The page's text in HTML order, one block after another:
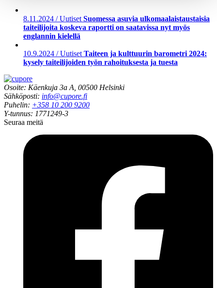
8.11.2024 / Uutiset Suomessa asuvia ulkomaalaistaustaisia
taiteilijoita koskeva raportti on saatavissa nyt myös
englannin kielellä
10.9.2024 / Uutiset Taiteen ja kulttuurin barometri 2024:
kysely taiteilijoiden työn rahoituksesta ja tuesta
Osoite: Käenkuja 3a A, 00500 Helsinki
Sähköposti: info@cupore.fi
Puhelin: +358 10 200 9200
Y-tunnus: 1771249-3
Seuraa meitä